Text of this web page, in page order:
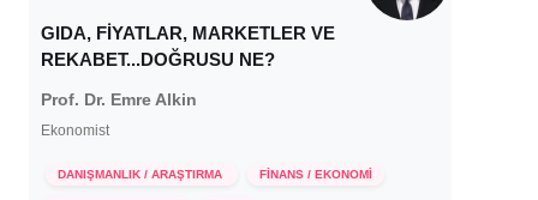
GIDA, FİYATLAR, MARKETLER VE
REKABET...DOĞRUSU NE?
Prof. Dr. Emre Alkin
Ekonomist
DANIŞMANLIK / ARAŞTIRMA FİNANS / EKONOMİ